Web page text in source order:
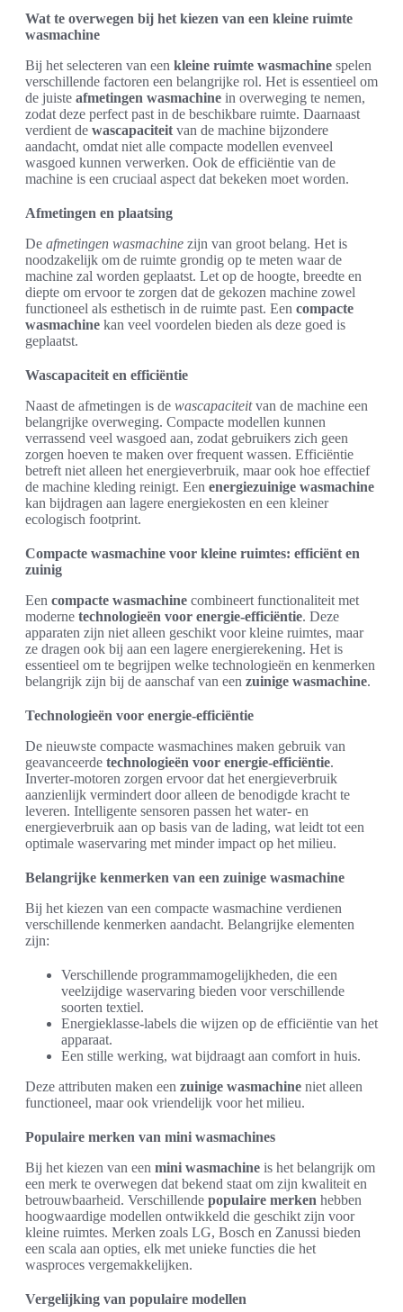
Wat te overwegen bij het kiezen van een kleine ruimte
wasmachine
Bij het selecteren van een kleine ruimte wasmachine spelen
verschillende factoren een belangrijke rol. Het is essentieel om
de juiste afmetingen wasmachine in overweging te nemen,
zodat deze perfect past in de beschikbare ruimte. Daarnaast
verdient de wascapaciteit van de machine bijzondere
aandacht, omdat niet alle compacte modellen evenveel
wasgoed kunnen verwerken. Ook de efficiëntie van de
machine is een cruciaal aspect dat bekeken moet worden.
Afmetingen en plaatsing
De afmetingen wasmachine zijn van groot belang. Het is
noodzakelijk om de ruimte grondig op te meten waar de
machine zal worden geplaatst. Let op de hoogte, breedte en
diepte om ervoor te zorgen dat de gekozen machine zowel
functioneel als esthetisch in de ruimte past. Een compacte
wasmachine kan veel voordelen bieden als deze goed is
geplaatst.
Wascapaciteit en efficiëntie
Naast de afmetingen is de wascapaciteitvan de machine een
belangrijke overweging. Compacte modellen kunnen
verrassend veel wasgoed aan, zodat gebruikers zich geen
zorgen hoeven te maken over frequent wassen. Efficiëntie
betreft niet alleen het energieverbruik, maar ook hoe effectief
de machine kleding reinigt. Een energiezuinige wasmachine
kan bijdragen aan lagere energiekosten en een kleiner
ecologisch footprint.
Compacte wasmachine voor kleine ruimtes: efficiënt en
zuinig
Een compacte wasmachine combineert functionaliteit met
moderne technologieën voor energie-efficiëntie. Deze
apparaten zijn niet alleen geschikt voor kleine ruimtes, maar
ze dragen ook bij aan een lagere energierekening. Het is
essentieel om te begrijpen welke technologieën en kenmerken
belangrijk zijn bij de aanschaf van een zuinige wasmachine.
Technologieën voor energie-efficiëntie
De nieuwste compacte wasmachines maken gebruik van
geavanceerde technologieën voor energie-efficiëntie.
Inverter-motoren zorgen ervoor dat het energieverbruik
aanzienlijk vermindert door alleen de benodigde kracht te
leveren. Intelligente sensoren passen het water- en
energieverbruik aan op basis van de lading, wat leidt tot een
optimale waservaring met minder impact op het milieu.
Belangrijke kenmerken van een zuinige wasmachine
Bij het kiezen van een compacte wasmachine verdienen
verschillende kenmerken aandacht. Belangrijke elementen
zijn:
Verschillende programmamogelijkheden, die een
veelzijdige waservaring bieden voor verschillende
soorten textiel.
Energieklasse-labels die wijzen op de efficiëntie van het
apparaat.
Een stille werking, wat bijdraagt aan comfort in huis.
Deze attributen maken een zuinige wasmachine niet alleen
functioneel, maar ook vriendelijk voor het milieu.
Populaire merken van mini wasmachines
Bij het kiezen van een mini wasmachine is het belangrijk om
een merk te overwegen dat bekend staat om zijn kwaliteit en
betrouwbaarheid. Verschillende populaire merken hebben
hoogwaardige modellen ontwikkeld die geschikt zijn voor
kleine ruimtes. Merken zoals LG, Bosch en Zanussi bieden
een scala aan opties, elk met unieke functies die het
wasproces vergemakkelijken.
Vergelijking van populaire modellen